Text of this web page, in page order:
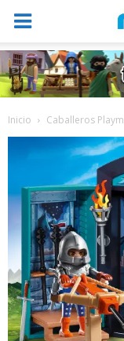
Inicio Caballeros